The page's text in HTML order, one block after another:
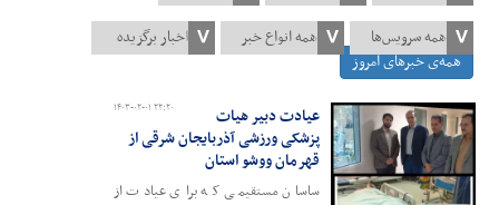
همه‌ی خبرهای امروز
۱۴۰۳-۰۲-۰۱ ۲۲:۲۰
عیادت دبیر هیات
پزشکی ورزشی آذربایجان شرقی از
قهرمان ووشو استان
ساسان مستقیمی که برای عیادت از